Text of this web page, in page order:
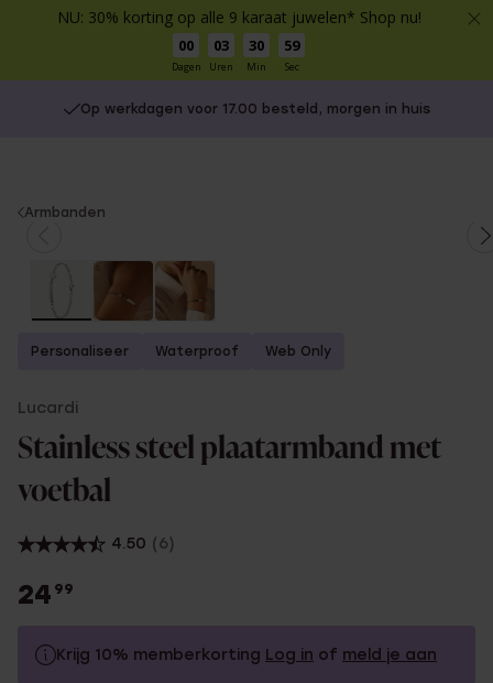
NU: 30% korting op alle 9 karaat juwelen* Shop nu!
00
Dagen
03
Uren
30
Min
59
Sec
Op werkdagen voor 17.00 besteld, morgen in huis
You
Armbanden
Personaliseer Waterproof Web Only
Lucardi
Stainless steel plaatarmband met
voetbal
4.50 (6)
24 99
Krijg 10% memberkorting Log in of meld je aan